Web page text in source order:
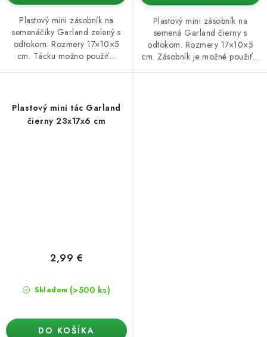
Plastový mini zásobník na
semenáčiky Garland zelený s
odtokom. Rozmery 17×10×5
cm. Tácku možno použiť...
Plastový mini zásobník na
semená Garland čierny s
odtokom. Rozmery 17×10×5
cm. Zásobník je možné použiť...
Plastový mini tác Garland
čierny 23x17x6 cm
Skladom (>500 ks)
2,99 €
DO KOŠÍKA